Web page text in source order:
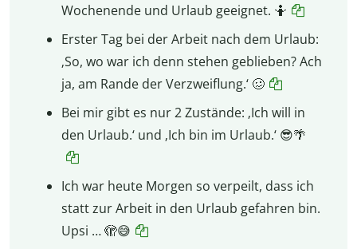
Wochenende und Urlaub geeignet. 🤷
Erster Tag bei der Arbeit nach dem Urlaub:
‚So, wo war ich denn stehen geblieben? Ach
ja, am Rande der Verzweiflung.‘ 🥴
Bei mir gibt es nur 2 Zustände: ‚Ich will in
den Urlaub.‘ und ‚Ich bin im Urlaub.‘ 😎🌴
Ich war heute Morgen so verpeilt, dass ich
statt zur Arbeit in den Urlaub gefahren bin.
Upsi … 🫣😅